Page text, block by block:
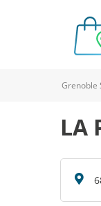
Grenoble
LA